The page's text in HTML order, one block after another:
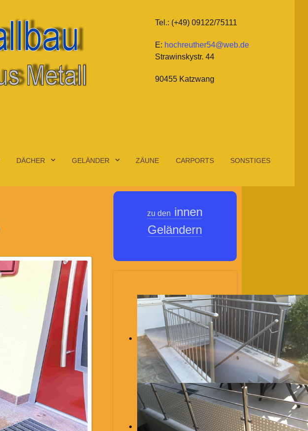
Tel.: (+49) 09122/75111
E: hochreuther54@web.de
Strawinskystr. 44
90455 Katzwang
DÄCHER GELÄNDER ZÄUNE CARPORTS SONSTIGES
zu den innen
Geländern